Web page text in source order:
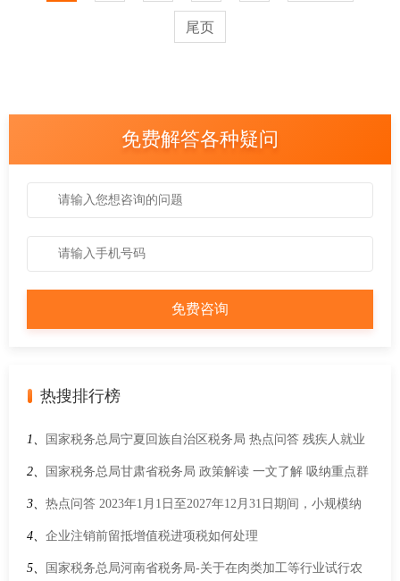
尾页
免费解答各种疑问
热搜排行榜
1、 国家税务总局宁夏回族自治区税务局 热点问答 残疾人就业
保障金有什么优惠政策？宁夏的缴费人如何享受减免(缓缴)政
策？
2、 国家税务总局甘肃省税务局 政策解读 一文了解 吸纳重点群
体就业税费减免政策
3、 热点问答 2023年1月1日至2027年12月31日期间，小规模纳
税人是否可以享受减半征收房产税的优惠？
4、 企业注销前留抵增值税进项税如何处理
5、 国家税务总局河南省税务局-关于在肉类加工等行业试行农